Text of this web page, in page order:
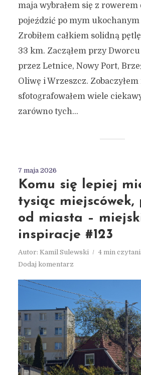
maja wybrałem się z rowerem
pojeździć po mym ukochanym
Zrobiłem całkiem solidną
33 km. Zacząłem przy Dworcu
przez Letnice, Nowy Port,
Oliwę i Wrzeszcz. Zobaczyłem
sfotografowałem wiele
zarówno tych...
7 maja 2026
Komu się lepiej
tysiąc miejscówek,
od miasta –
inspiracje #123
Autor: Kamil Sulewski
4 min
Dodaj komentarz